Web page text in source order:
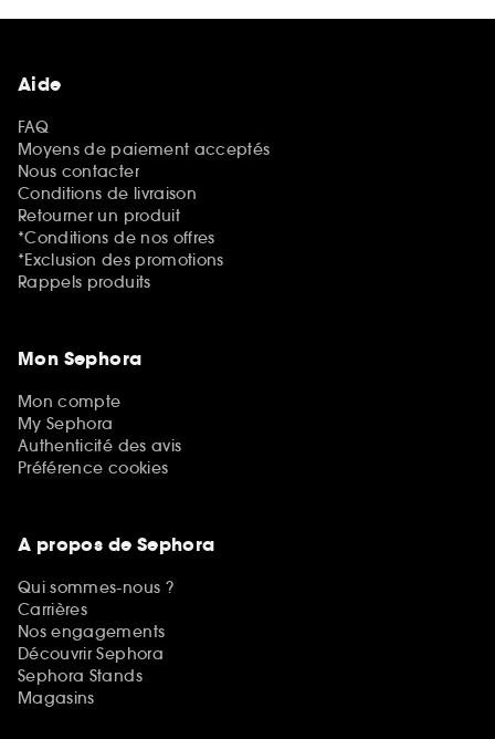
Aide
FAQ
Moyens de paiement acceptés
Nous contacter
Conditions de livraison
Retourner un produit
*Conditions de nos offres
*Exclusion des promotions
Rappels produits
Mon Sephora
Mon compte
My Sephora
Authenticité des avis
Préférence cookies
A propos de Sephora
Qui sommes-nous ?
Carrières
Nos engagements
Découvrir Sephora
Sephora Stands
Magasins